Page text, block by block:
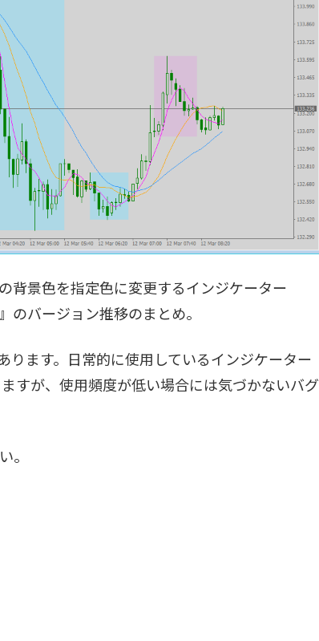
背景色を指定色に変更するインジケーター
のバージョン推移のまとめ。
ります。日常的に使用しているインジケーター
すが、使用頻度が低い場合には気づかないバグ
。